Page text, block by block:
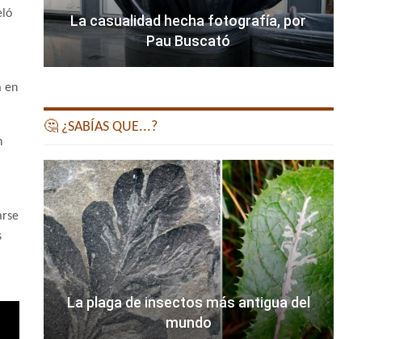
en
La casualidad hecha fotografía, por
Pau Buscató
🤔 ¿SABÍAS QUE...?
La plaga de insectos más antigua del
mundo